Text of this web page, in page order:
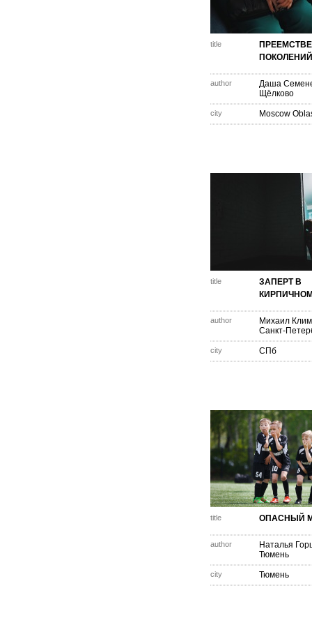
title
author
Даша
Щёлково
city Moscow
title
ЗАПЕРТ В
author
Михаил
Санкт-
city СПб
title ОПАСНЫЙ
author
Наталья
Тюмень
city Тюмень